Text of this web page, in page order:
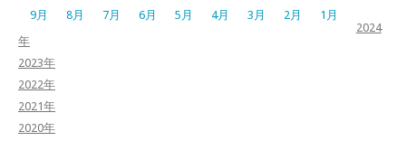
9月
8月 7月 6月 5月 4月 3月 2月
1月
2024
年
2023年
2022年
2021年
2020年